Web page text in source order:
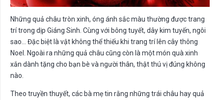
Những quả châu tròn xinh, óng ánh sắc màu thường được trang
trí trong dịp Giáng Sinh. Cùng với bông tuyết, dây kim tuyến, ngôi
sao… Đặc biệt là vật không thể thiếu khi trang trí lên cây thông
Noel. Ngoài ra những quả châu cũng còn là một món quà xinh
xắn dành tặng cho bạn bè và người thân, thật thú vị đúng không
nào.
Theo truyền thuyết, các bà mẹ tin rằng những trái châu hay quả